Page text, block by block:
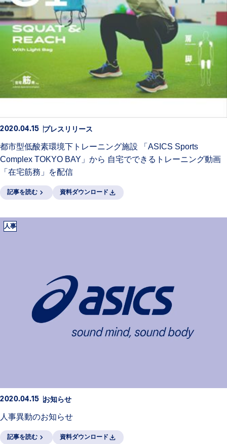
2020.04.15 プレスリリース
都市型低酸素環境下トレーニング施設 「ASICS Sports
Complex TOKYO BAY」から 自宅でできるトレーニング動画
「在宅筋務」を配信
記事を読む 資料ダウンロード
人事
2020.04.15 お知らせ
人事異動のお知らせ
記事を読む 資料ダウンロード